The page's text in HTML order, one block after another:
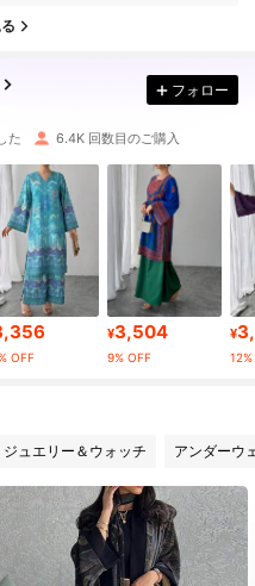
た
フォロー
た 6.4K 回数目のご購入
OFF
¥3,504
9% OFF
¥
ジュエリー＆ウォッチ アンダーウ